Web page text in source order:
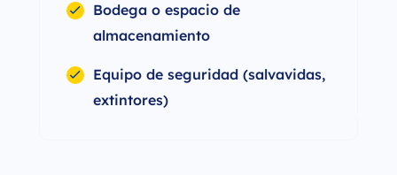
Bodega o espacio de
almacenamiento
Equipo de seguridad (salvavidas,
extintores)